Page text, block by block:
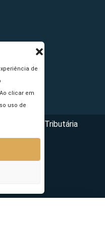
de
clicar em
uso de
Reforma Tributária